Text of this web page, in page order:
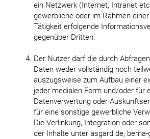
ein Netzwerk (Internet, Intranet
gewerbliche oder im Rahmen
Tätigkeit erfolgende
gegenüber Dritten.
Der Nutzer darf die durch
Daten weder vollständig noch
auszugsweise zum Aufbau einer
jeder medialen Form und/oder für
Datenverwertung oder
für eine sonstige gewerbliche
Die Verlinkung, Integration oder
der Inhalte unter asgard.de,